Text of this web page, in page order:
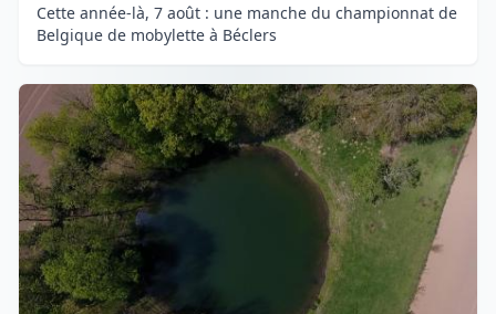
Cette année-là, 7 août : une manche du championnat de
Belgique de mobylette à Béclers